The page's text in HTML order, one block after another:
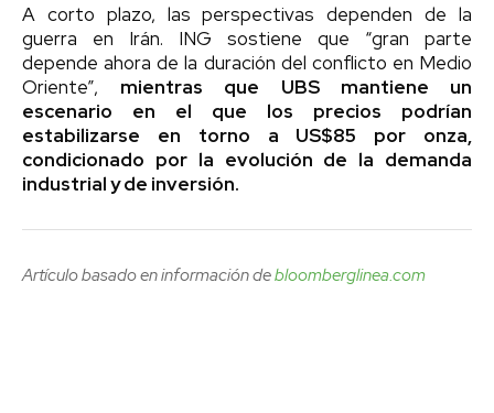
A corto plazo, las perspectivas dependen de la
guerra en Irán. ING sostiene que “gran parte
depende ahora de la duración del conflicto en Medio
Oriente”, mientras que UBS mantiene un
escenario en el que los precios podrían
estabilizarse en torno a US$85 por onza,
condicionado por la evolución de la demanda
industrial y de inversión.
Artículo basado en información debloomberglinea.com